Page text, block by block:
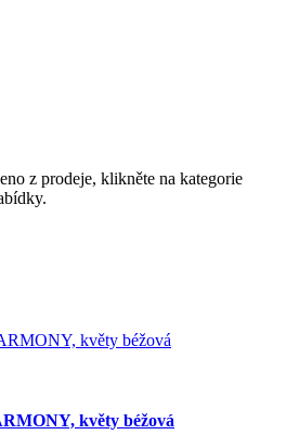
z prodeje, klikněte na kategorie
květy béžová